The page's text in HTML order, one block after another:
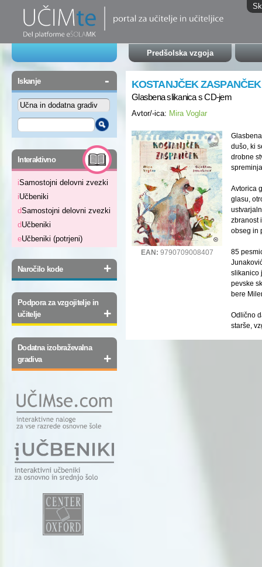
Predšolska vzgoja
Iskanje -
Interaktivno -
iSamostojni delovni zvezki
iUčbeniki
dSamostojni delovni zvezki
dUčbeniki
eUčbeniki (potrjeni)
Naročilo kode +
Podpora za vzgojitelje in
učitelje
+
Dodatna izobraževalna
gradiva
+
KOSTANJČEK ZASPANČEK
Glasbena slikanica s CD-jem
Avtor/-ica: Mira Voglar
EAN: 9790709008407
dušo, ki
drobne
Avtorica
glasu,
zbranost
obseg in
85
slikanico
pevske
bere
Odlično
starše,